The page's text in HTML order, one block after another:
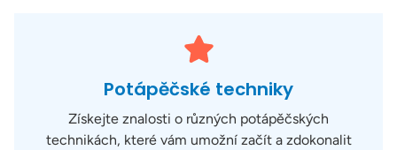
Potápěčské techniky
Získejte znalosti o různých potápěčských
technikách, které vám umožní začít a zdokonalit